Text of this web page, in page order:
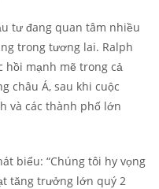
tư đang quan tâm nhiều
trong tương lai. Ralph
hồi mạnh mẽ trong cả
châu Á, sau khi cuộc
và các thành phố lớn
biểu: “Chúng tôi hy vọng
tăng trưởng lớn quý 2